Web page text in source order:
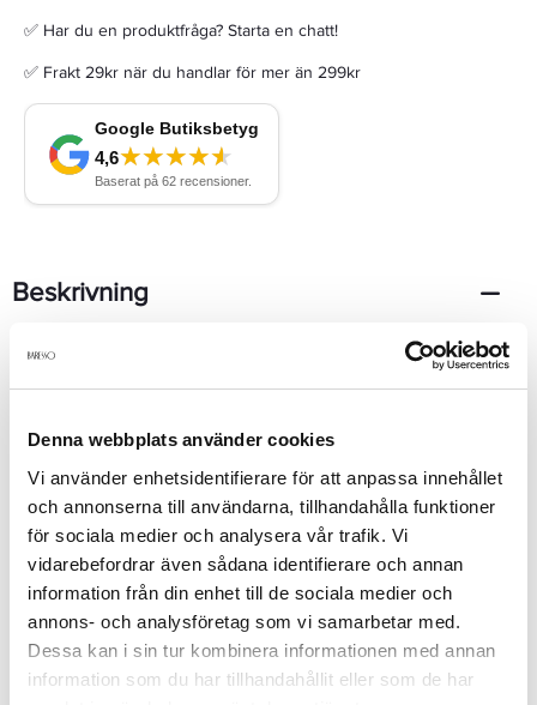
Denna webbplats använder cookies
Vi använder enhetsidentifierare för att anpassa innehållet
och annonserna till användarna, tillhandahålla funktioner
för sociala medier och analysera vår trafik. Vi
vidarebefordrar även sådana identifierare och annan
information från din enhet till de sociala medier och
annons- och analysföretag som vi samarbetar med.
Dessa kan i sin tur kombinera informationen med annan
information som du har tillhandahållit eller som de har
✅ Har du en produktfråga? Starta en chatt!
✅ Frakt 29kr när du handlar för mer än 299kr
Beskrivning
En av 90-talets storsäljare som med sina simpla och aningen
transparenta toner ger en modern doft som sällan går ur tiden.
ambra blandas här med frisk citron. Resultatet blir en
uppfriskande doft med tydlig inspiration från forsande vatten.
Produktdetaljer
Recensioner